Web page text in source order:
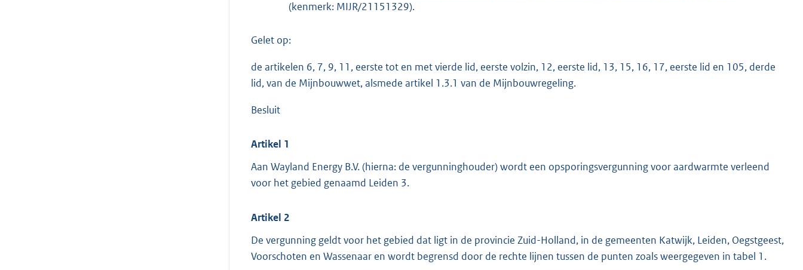
(kenmerk: MIJR/21151329).
Gelet op:
de artikelen 6, 7, 9, 11, eerste tot en met vierde lid, eerste volzin, 12, eerste lid, 13, 15, 16, 17, eerste lid en 105, derde
lid, van de Mijnbouwwet, alsmede artikel 1.3.1 van de Mijnbouwregeling.
Besluit
Artikel 1
Aan Wayland Energy B.V. (hierna: de vergunninghouder) wordt een opsporingsvergunning voor aardwarmte verleend
voor het gebied genaamd Leiden 3.
Artikel 2
De vergunning geldt voor het gebied dat ligt in de provincie Zuid-Holland, in de gemeenten Katwijk, Leiden, Oegstgeest,
Voorschoten en Wassenaar en wordt begrensd door de rechte lijnen tussen de punten zoals weergegeven in tabel 1.